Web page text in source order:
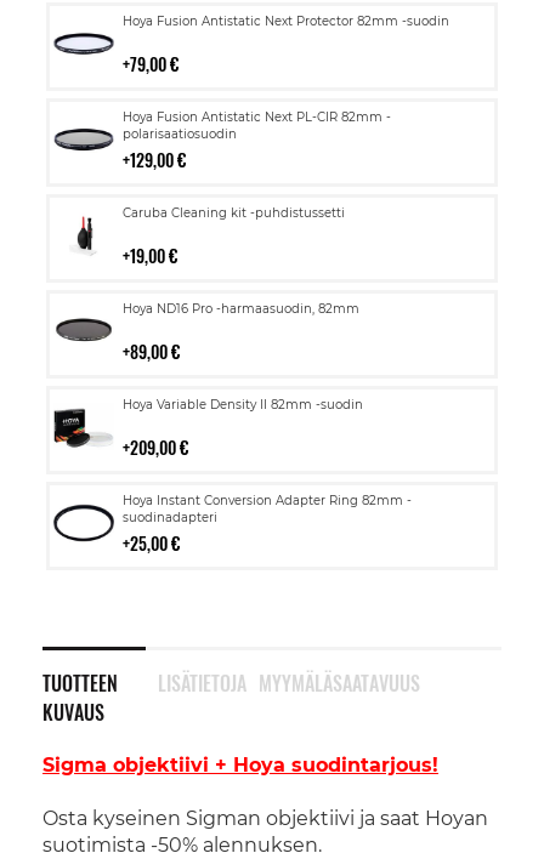
Hoya Fusion Antistatic Next Protector 82mm -suodin
79,00 €
Lisää
Hoya Fusion Antistatic Next PL-CIR 82mm -
polarisaatiosuodin
129,00 €
Lisää
ostoskoriin
Caruba Cleaning kit -puhdistussetti
19,00 €
Lisää
Hoya ND16 Pro -harmaasuodin, 82mm
89,00 €
Lisää
Hoya Variable Density II 82mm -suodin
209,00 €
Lisää
Hoya Instant Conversion Adapter Ring 82mm -
suodinadapteri
25,00 €
Lisää
ostoskoriin
TUOTTEEN
KUVAUS
Sigma objektiivi + Hoya suodintarjous!
Osta kyseinen Sigman objektiivi ja saat Hoyan
suotimista -50% alennuksen.
LISÄTIETOJA MYYMÄLÄSAATAVUUS